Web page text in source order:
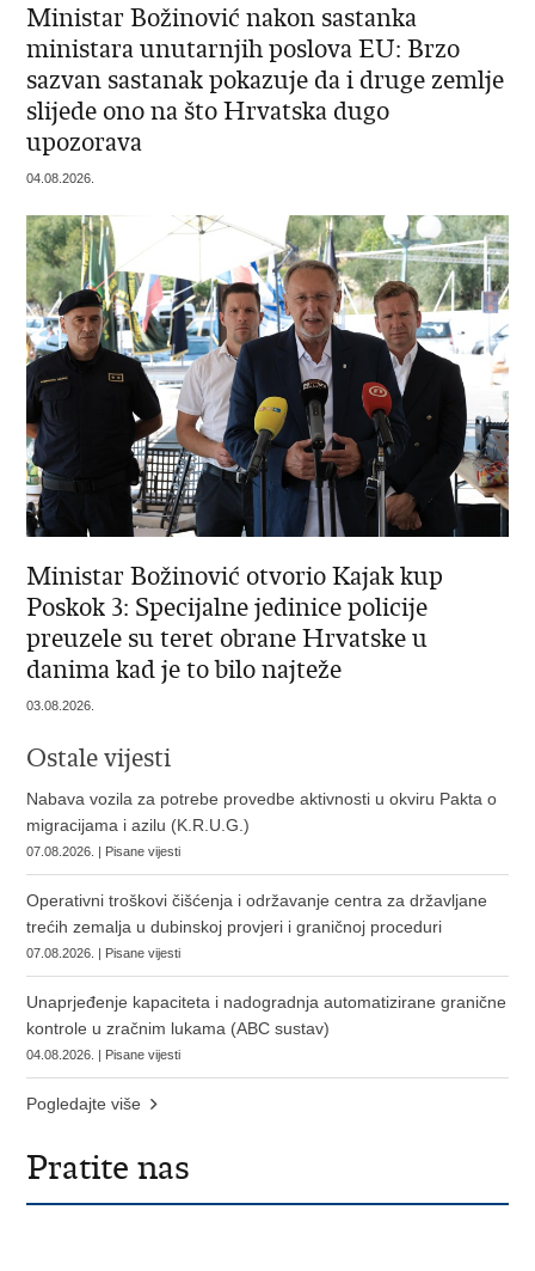
Ministar Božinović nakon sastanka
ministara unutarnjih poslova EU: Brzo
sazvan sastanak pokazuje da i druge zemlje
slijede ono na što Hrvatska dugo
upozorava
04.08.2026.
Ministar Božinović otvorio Kajak kup
Poskok 3: Specijalne jedinice policije
preuzele su teret obrane Hrvatske u
danima kad je to bilo najteže
03.08.2026.
Ostale vijesti
Nabava vozila za potrebe provedbe aktivnosti u okviru Pakta o
migracijama i azilu (K.R.U.G.)
07.08.2026. | Pisane vijesti
Operativni troškovi čišćenja i održavanje centra za državljane
trećih zemalja u dubinskoj provjeri i graničnoj proceduri
07.08.2026. | Pisane vijesti
Unaprjeđenje kapaciteta i nadogradnja automatizirane granične
kontrole u zračnim lukama (ABC sustav)
04.08.2026. | Pisane vijesti
Pogledajte više
Pratite nas